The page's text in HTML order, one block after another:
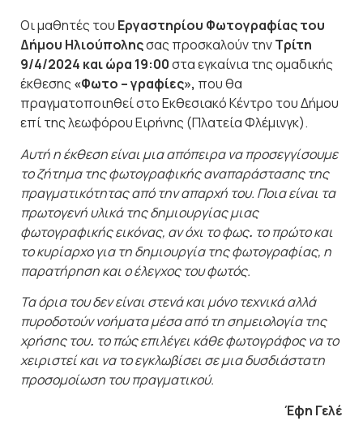
Οι μαθητές του Εργαστηρίου Φωτογραφίας του
Δήμου Ηλιούποληςσας προσκαλούν τηνΤρίτη
9/4/2024 και ώρα 19:00στα εγκαίνια της ομαδικής
έκθεσης «Φωτο – γραφίες», που θα
πραγματοποιηθεί στο Εκθεσιακό Κέντρο του Δήμου
επί της λεωφόρου Ειρήνης (Πλατεία Φλέμινγκ).
Αυτή η έκθεση είναι μια απόπειρα να προσεγγίσουμε
το ζήτημα της φωτογραφικής αναπαράστασης της
πραγματικότητας από την απαρχή του. Ποια είναι τα
πρωτογενή υλικά της δημιουργίας μιας
φωτογραφικής εικόνας, αν όχι το φως. το πρώτο και
το κυρίαρχο για τη δημιουργία της φωτογραφίας, η
παρατήρηση και ο έλεγχος του φωτός.
Τα όρια του δεν είναι στενά και μόνο τεχνικά αλλά
πυροδοτούν νοήματα μέσα από τη σημειολογία της
χρήσης του. το πώς επιλέγει κάθε φωτογράφος να το
χειριστεί και να το εγκλωβίσει σε μια δυσδιάστατη
προσομοίωση του πραγματικού.
Έφη Γελέ